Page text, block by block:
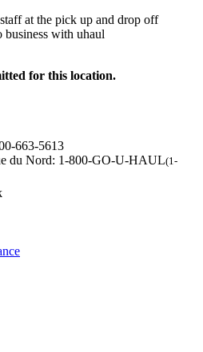
at the pick up and drop off
with uhaul
for this location.
663-5613
du Nord: 1-800-GO-U-HAUL(1-